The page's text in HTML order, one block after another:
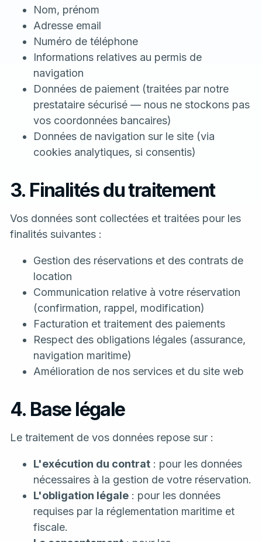
Nom, prénom
Adresse email
Numéro de téléphone
Informations relatives au permis de
navigation
Données de paiement (traitées par notre
prestataire sécurisé — nous ne stockons pas
vos coordonnées bancaires)
Données de navigation sur le site (via
cookies analytiques, si consentis)
3. Finalités du traitement
Vos données sont collectées et traitées pour les
finalités suivantes :
Gestion des réservations et des contrats de
location
Communication relative à votre réservation
(confirmation, rappel, modification)
Facturation et traitement des paiements
Respect des obligations légales (assurance,
navigation maritime)
Amélioration de nos services et du site web
4. Base légale
Le traitement de vos données repose sur :
L'exécution du contrat : pour les données
nécessaires à la gestion de votre réservation.
L'obligation légale : pour les données
requises par la réglementation maritime et
fiscale.